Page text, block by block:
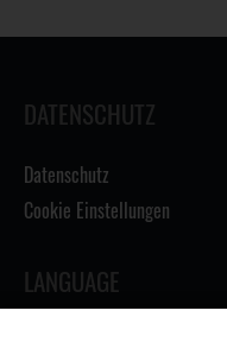
DATENSCHUTZ
Datenschutz
Cookie Einstellungen
LANGUAGE